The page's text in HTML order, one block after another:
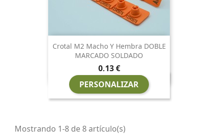
Crotal M2 Macho Y Hembra DOBLE
MARCADO SOLDADO
Precio
0,13 €
PERSONALIZAR
Mostrando 1-8 de 8 artículo(s)